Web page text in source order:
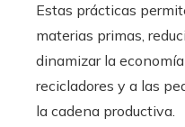
Estas prácticas
materias primas,
dinamizar la
recicladores y a las
la cadena productiva.